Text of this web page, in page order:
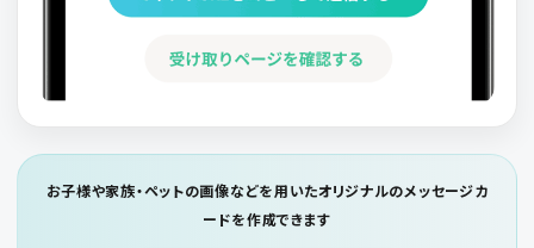
お子様や家族・ペットの画像などを用いたオリジナルのメッセージカ
ードを作成できます